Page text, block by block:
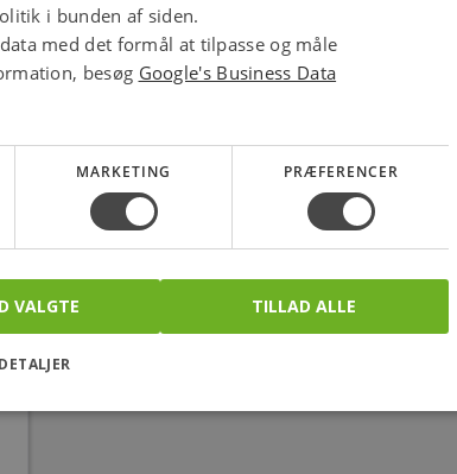
Ifö Cera skylleknapsæt hvid
Varenr.: 609540610
i bunden af siden.
med det formål at tilpasse og måle
besøg Google's Business Data
MARKETING PRÆFERENCER
VALGTE TILLAD ALLE